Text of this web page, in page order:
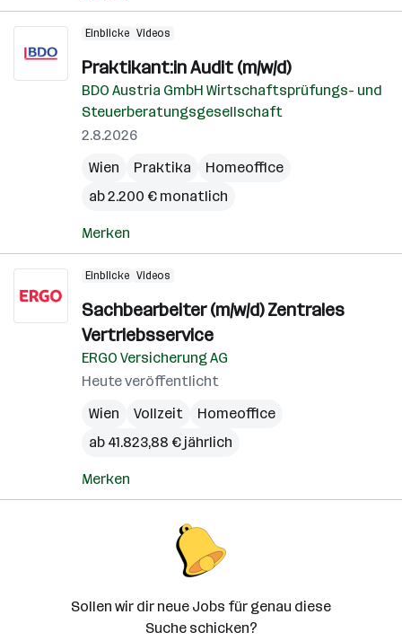
Einblicke Videos
Praktikant:in Audit (m/w/d)
BDO Austria GmbH Wirtschaftsprüfungs- und
Steuerberatungsgesellschaft
2.8.2026
Wien
Praktika
Homeoffice
ab 2.200 € monatlich
Merken
Einblicke Videos
Sachbearbeiter (m/w/d) Zentrales
Vertriebsservice
ERGO Versicherung AG
Heute veröffentlicht
Wien
Vollzeit
Homeoffice
ab 41.823,88 € jährlich
Merken
Sollen wir dir neue Jobs für genau diese
Suche schicken?